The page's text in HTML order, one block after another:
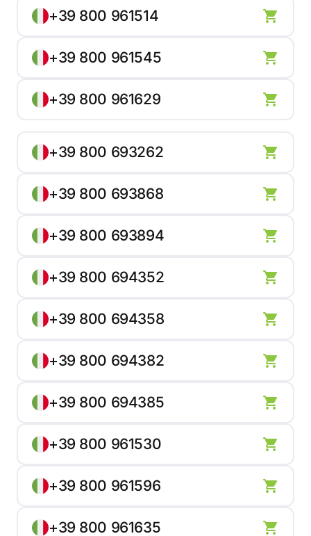
+39 800 961514
+39 800 961545
+39 800 961629
+39 800 693262
+39 800 693868
+39 800 693894
+39 800 694352
+39 800 694358
+39 800 694382
+39 800 694385
+39 800 961530
+39 800 961596
+39 800 961635